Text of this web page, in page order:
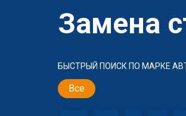
Замена
БЫСТРЫЙ ПОИСК ПО МАРКЕ
Все